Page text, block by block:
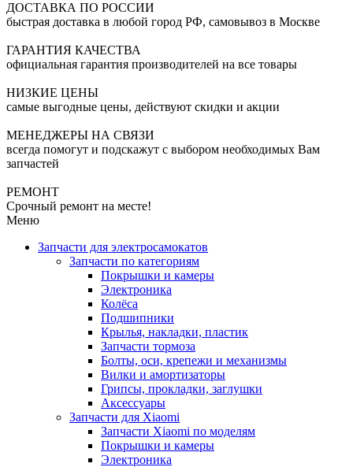
ДОСТАВКА ПО РОССИИ
быстрая доставка в любой город РФ, самовывоз в Москве
ГАРАНТИЯ КАЧЕСТВА
официальная гарантия производителей на все товары
НИЗКИЕ ЦЕНЫ
самые выгодные цены, действуют скидки и акции
МЕНЕДЖЕРЫ НА СВЯЗИ
всегда помогут и подскажут с выбором необходимых Вам
запчастей
РЕМОНТ
Срочный ремонт на месте!
Меню
Запчасти для электросамокатов
Запчасти по категориям
Покрышки и камеры
Электроника
Колёса
Подшипники
Крылья, накладки, пластик
Запчасти тормоза
Болты, оси, крепежи и механизмы
Вилки и амортизаторы
Грипсы, прокладки, заглушки
Аксессуары
Запчасти для Xiaomi
Запчасти Xiaomi по моделям
Покрышки и камеры
Электроника